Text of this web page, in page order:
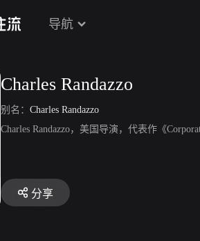
导航
Charles Randazzo
别名： Charles Randazzo
Charles Randazzo，美国导演，代表作《
分享